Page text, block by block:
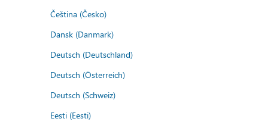
Čeština (Česko)
Dansk (Danmark)
Deutsch (Deutschland)
Deutsch (Österreich)
Deutsch (Schweiz)
Eesti (Eesti)